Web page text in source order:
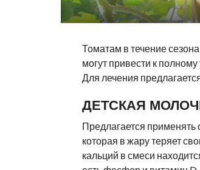
Томатам в течение
могут привести к
Для лечения
ДЕТСКАЯ
Предлагается
которая в жару теряет
кальций в смеси